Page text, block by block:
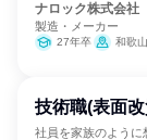
ナロック株式会社
製造・メーカー
27年卒 和歌
技術職(表面
社員を家族のように